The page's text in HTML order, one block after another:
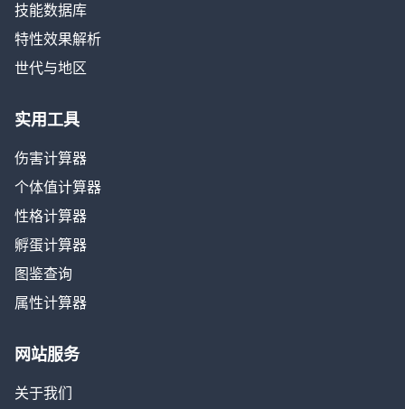
技能数据库
特性效果解析
世代与地区
实用工具
伤害计算器
个体值计算器
性格计算器
孵蛋计算器
图鉴查询
属性计算器
网站服务
关于我们